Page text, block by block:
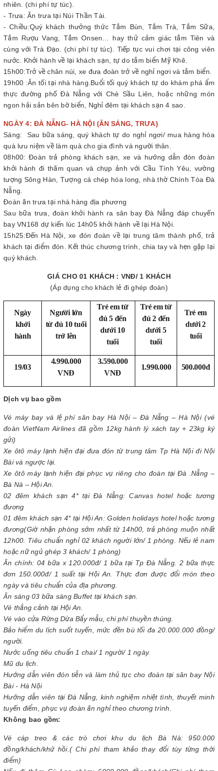
nhiên. (chi phí tự túc).
- Trưa: Ăn trưa tại Núi Thần Tài.
- Chiều:Quý khách thưởng thức Tắm Bùn, Tắm Trà, Tắm Sữa,
Tắm Rượu Vang, Tắm Onsen… hay thử cảm giác tắm Tiên và
cùng với Trà Đạo. (chi phí tự túc). Tiếp tục vui chơi tại công viên
nước. Khởi hành về lại khách sạn, tự do tắm biển Mỹ Khê.
15h00:Trở về chân núi, xe đưa đoàn trở về nghỉ ngơi và tắm biển.
19h00 :Ăn tối tại nhà hàng.Buổi tối quý khách tự do khám phá ẩm
thực đường phố Đà Nẵng với Chè Sầu Liên, hoặc những món
ngon hải sản bên bờ biển, Nghỉ đêm tại khách sạn 4 sao.
NGÀY 4: ĐÀ NẴNG- HÀ NỘI (ĂN SÁNG, TRƯA)
Sáng: Sau bữa sáng, quý khách tự do nghỉ ngơi/ mua hàng hóa
quà lưu niệm về làm quà cho gia đình và người thân.
08h00: Đoàn trả phòng khách sạn, xe và hướng dẫn đón đoàn
khởi hành đi thăm quan và chụp ảnh với Cầu Tình Yêu, vường
tượng Sông Hàn, Tượng cá chép hóa long, nhà thờ Chính Tòa Đà
Nẵng.
Đoàn ăn trưa tại nhà hàng địa phương
Sau bữa trưa, đoàn khởi hành ra sân bay Đà Nẵng đáp chuyến
bay VN168 dự kiến lúc 14h05 khởi hành về lại Hà Nội.
15h25:Đến Hà Nội, xe đón đoàn về lại trung tâm thành phố, trả
khách tại điểm đón. Kết thúc chương trình, chia tay và hẹn gặp lại
quý khách.
GIÁ CHO 01 KHÁCH : VNĐ/ 1 KHÁCH
(Áp dụng cho khách lẻ đi ghép đoàn)
Ngày
khởi
hành
Người lớn
từ đủ 10 tuổi
trở lên
Trẻ em từ
đủ 5 đến
dưới 10
tuổi
Trẻ em từ
đủ 2 đến
dưới 5
tuổi
Trẻ em
dưới 2
tuổi
19/03
4.990.000
VNĐ
3.590.000
VNĐ
1.990.000 500.000đ
Dịch vụ bao gồm
Vé máy bay và lệ phí sân bay Hà Nội – Đà Nẵng – Hà Nội (vé
đoàn VietNam Airlines đã gồm 12kg hành lý xách tay + 23kg ký
gửi)
Xe ôtô máy lạnh hiện đại đưa đón từ trung tâm Tp Hà Nội đi Nội
Bài và ngược lại.
Xe ôtô máy lạnh hiện đại phục vụ riêng cho đoàn tại Đà .Nẵng –
Bà Nà – Hội An.
02 đêm khách sạn 4* tại Đà Nẵng: Canvas hotel hoặc tương
đương
01 đêm khách sạn 4* tại Hội An: Golden holidays hotel hoặc tương
đương(Giờ nhận phòng sớm nhất từ 14h00, trả phòng muộn nhất
12h00. Tiêu chuẩn nghỉ 02 khách người lớn/ 1 phòng. Nếu lẻ nam
hoặc nữ ngủ ghép 3 khách/ 1 phòng)
Ăn chính: 04 bữa x 120.000đ/ 1 bữa tại Tp Đà Nẵng. 2 bữa thực
đơn 150.000đ/ 1 suất tại Hội An. Thực đơn được đổi món theo
ngày và tiêu chuẩn của địa phương.
Ăn sáng 03 bữa sáng Buffet tại khách sạn.
Vé thắng cảnh tại Hội An.
Vé vào cửa Rừng Dừa Bẩy mẫu, chi phí thuyền thúng.
Bảo hiểm du lịch suốt tuyến, mức đền bù tối đa 20.000.000 đồng/
người.
Nước uống tiêu chuẩn 1 chai/ 1 người/ 1 ngày.
Mũ du lịch.
Hướng dẫn viên đón tiễn và làm thủ tục cho đoàn tại sân bay Nội
Bài - Hà Nội
Hướng dẫn viên tại Đà Nẵng, kinh nghiệm nhiệt tình, thuyết minh
tuyến điểm, phục vụ đoàn ăn nghỉ theo chương trình.
Không bao gồm:
Vé cáp treo & các trò chơi khu du lịch Bà Nà: 950.000
đồng/khách/khứ hồi.( Chi phí tham khảo thay đổi tùy từng thời
điểm)